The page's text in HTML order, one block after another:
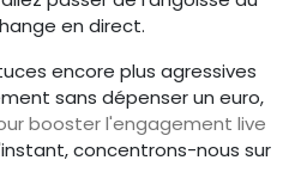
en direct.
encore plus agressives
sans dépenser un euro,
booster l'engagement live
concentrons-nous sur